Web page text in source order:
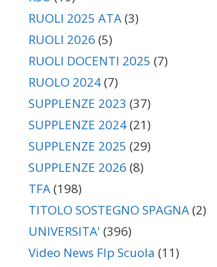
RUOLI 2025 ATA(3)
RUOLI 2026 (5)
RUOLI DOCENTI 2025 (7)
RUOLO 2024(7)
SUPPLENZE 2023 (37)
SUPPLENZE 2024(21)
SUPPLENZE 2025 (29)
SUPPLENZE 2026 (8)
TFA(198)
TITOLO SOSTEGNO SPAGNA(2)
UNIVERSITA' (396)
Video News Flp Scuola (11)